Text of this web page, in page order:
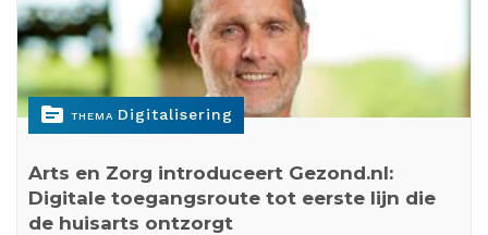
topic THEMA Digitalisering
Arts en Zorg introduceert Gezond.nl:
Digitale toegangsroute tot eerste lijn die
de huisarts ontzorgt